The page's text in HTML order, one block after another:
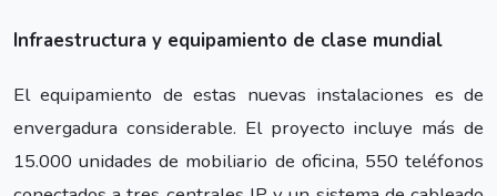
Infraestructura y equipamiento de clase mundial
El equipamiento de estas nuevas instalaciones es de
envergadura considerable. El proyecto incluye más de
15.000 unidades de mobiliario de oficina, 550 teléfonos